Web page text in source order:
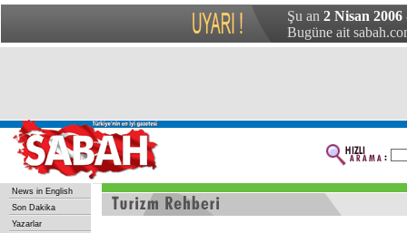
Şu an 2 Nisan 2006
Bugüne ait
News in English
Son Dakika
Yazarlar